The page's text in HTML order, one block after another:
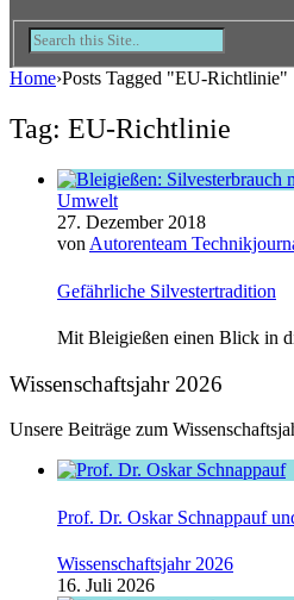
Home›Posts Tagged "EU-Richtlinie"
Tag: EU-Richtlinie
Umwelt
27. Dezember 2018
von Autorenteam
Gefährliche Silvestertradition
Mit Bleigießen einen Blick in
Wissenschaftsjahr 2026
Unsere Beiträge zum
Prof. Dr. Oskar Schnappauf
Wissenschaftsjahr 2026
16. Juli 2026